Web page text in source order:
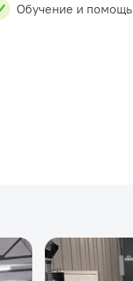
Обучение и помощь